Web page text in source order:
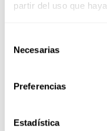
partir del uso que
Necesarias
Preferencias
Estadística